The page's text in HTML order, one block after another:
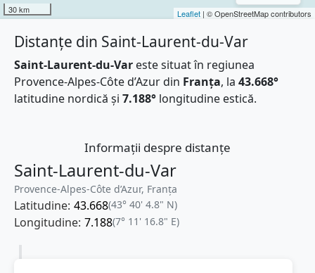
30 km Leaflet | © OpenStreetMap contributors
Distanțe din Saint-Laurent-du-Var
Saint-Laurent-du-Var este situat în regiunea
Provence-Alpes-Côte d’Azur din Franţa, la 43.668°
latitudine nordică și 7.188° longitudine estică.
Informații despre distanțe
Saint-Laurent-du-Var
Provence-Alpes-Côte d’Azur, Franţa
Latitudine: 43.668(43° 40' 4.8" N)
Longitudine: 7.188(7° 11' 16.8" E)